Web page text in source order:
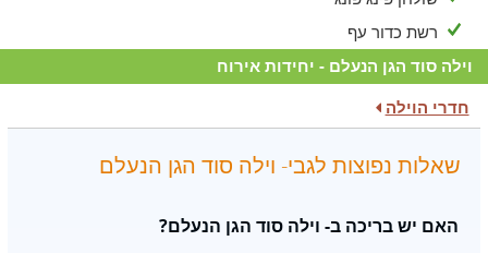
רשת כדור עף
וילה סוד הגן הנעלם - יחידות אירוח
חדרי הוילה
שאלות נפוצות לגבי- וילה סוד הגן הנעלם
האם יש בריכה ב- וילה סוד הגן הנעלם?